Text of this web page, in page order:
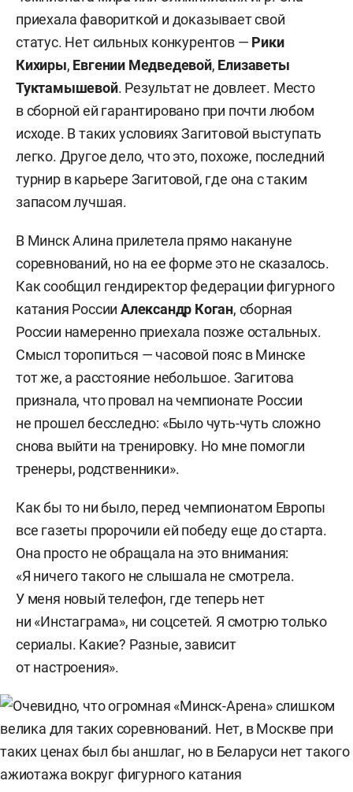
приехала фавориткой и доказывает свой
статус. Нет сильных конкурентов — Рики
Кихиры, Евгении Медведевой, Елизаветы
Туктамышевой. Результат не довлеет. Место
в сборной ей гарантировано при почти любом
исходе. В таких условиях Загитовой выступать
легко. Другое дело, что это, похоже, последний
турнир в карьере Загитовой, где она с таким
запасом лучшая.
В Минск Алина прилетела прямо накануне
соревнований, но на ее форме это не сказалось.
Как сообщил гендиректор федерации фигурного
катания РоссииАлександр Коган, сборная
России намеренно приехала позже остальных.
Смысл торопиться — часовой пояс в Минске
тот же, а расстояние небольшое. Загитова
признала, что провал на чемпионате России
не прошел бесследно: «Было чуть-чуть сложно
снова выйти на тренировку. Но мне помогли
тренеры, родственники».
Как бы то ни было, перед чемпионатом Европы
все газеты пророчили ей победу еще до старта.
Она просто не обращала на это внимания:
«Я ничего такого не слышала не смотрела.
У меня новый телефон, где теперь нет
ни «Инстаграма», ни соцсетей. Я смотрю только
сериалы. Какие? Разные, зависит
от настроения».